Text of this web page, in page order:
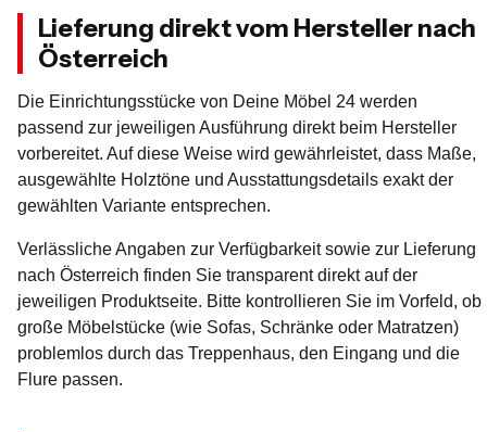
Lieferung direkt vom Hersteller nach
Österreich
Die Einrichtungsstücke von Deine Möbel 24 werden
passend zur jeweiligen Ausführung direkt beim Hersteller
vorbereitet. Auf diese Weise wird gewährleistet, dass Maße,
ausgewählte Holztöne und Ausstattungsdetails exakt der
gewählten Variante entsprechen.
Verlässliche Angaben zur Verfügbarkeit sowie zur Lieferung
nach Österreich finden Sie transparent direkt auf der
jeweiligen Produktseite. Bitte kontrollieren Sie im Vorfeld, ob
große Möbelstücke (wie Sofas, Schränke oder Matratzen)
problemlos durch das Treppenhaus, den Eingang und die
Flure passen.